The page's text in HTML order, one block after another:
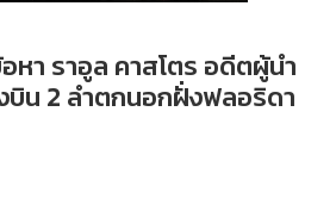
หา ราอูล คาสโตร อดีตผู้นำ
บิน 2 ลำตกนอกฝั่งฟลอริดา